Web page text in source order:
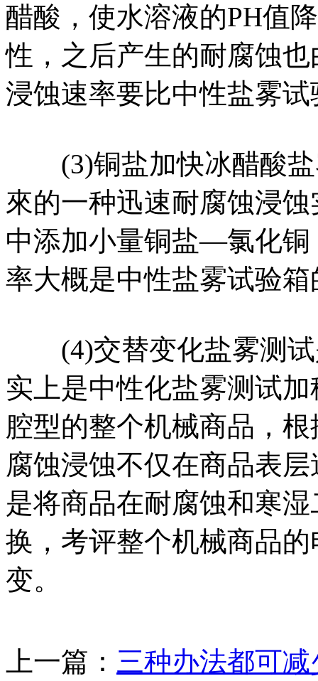
醋酸，使水溶液的PH值
性，之后产生的耐腐蚀
浸蚀速率要比中性盐雾
(3)铜盐加快冰醋酸盐
來的一种迅速耐腐蚀浸
中添加小量铜盐—氯化铜
率大概是中性盐雾试验箱
(4)交替变化盐雾测试
实上是中性化盐雾测试
腔型的整个机械商品，
腐蚀浸蚀不仅在商品表
是将商品在耐腐蚀和寒
换，考评整个机械商品
变。
上一篇： 三种办法都可